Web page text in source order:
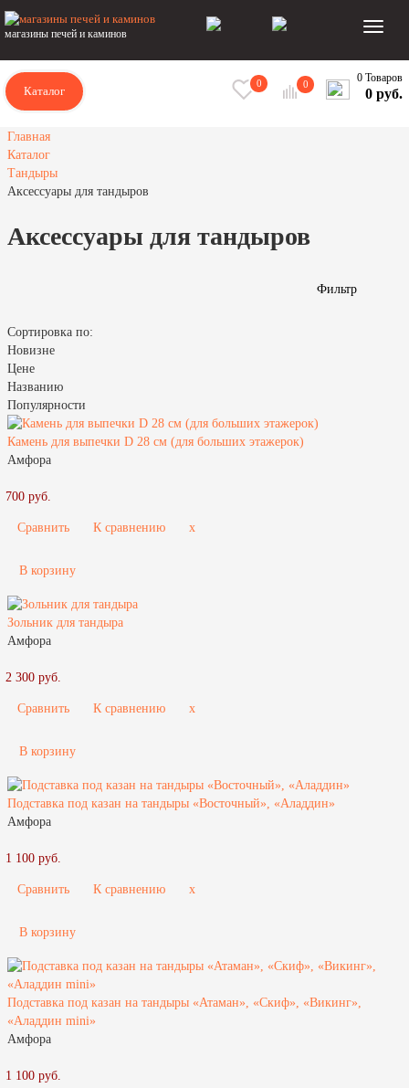
магазины печей и каминов
Каталог
0 0 0 Товаров
0 руб.
Главная
Каталог
Тандыры
Аксессуары для тандыров
Аксессуары для тандыров
Фильтр
Сортировка по:
Новизне
Цене
Названию
Популярности
Камень для выпечки D 28 см (для больших этажерок)
Амфора
700 руб.
Сравнить К сравнению x
В корзину
Зольник для тандыра
Амфора
2 300 руб.
Сравнить К сравнению x
В корзину
Подставка под казан на тандыры «Восточный», «Аладдин»
Амфора
1 100 руб.
Сравнить К сравнению x
В корзину
Подставка под казан на тандыры «Атаман», «Скиф», «Викинг»,
«Аладдин mini»
Амфора
1 100 руб.